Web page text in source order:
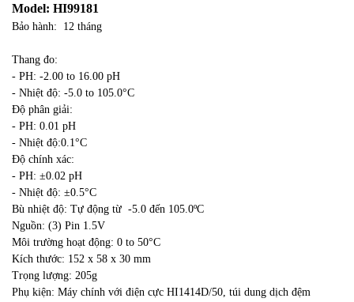
Model: HI99181
Bảo hành: 12 tháng
Thang đo:
- PH: -2.00 to 16.00 pH
- Nhiệt độ: -5.0 to 105.0°C
Độ phân giải:
- PH: 0.01 pH
- Nhiệt độ:0.1°C
Độ chính xác:
- PH: ±0.02 pH
- Nhiệt độ: ±0.5°C
Bù nhiệt độ: Tự động từ -5.0 đến 105.0ºC
Nguồn: (3) Pin 1.5V
Môi trường hoạt động: 0 to 50°C
Kích thước: 152 x 58 x 30 mm
Trọng lượng: 205g
Phụ kiện: Máy chính với điện cực HI1414D/50, túi dung dịch đệm